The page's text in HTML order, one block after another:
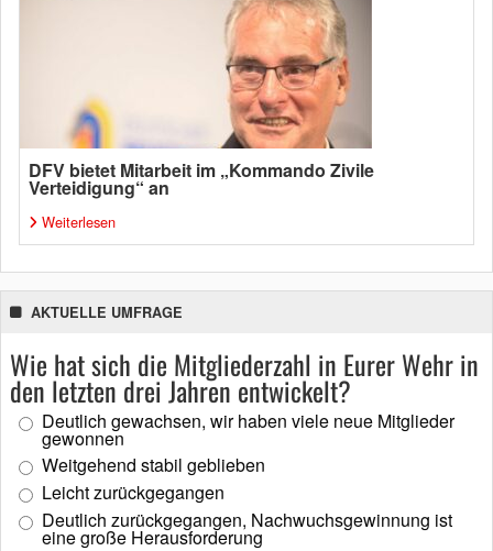
DFV bietet Mitarbeit im „Kommando Zivile
Verteidigung“ an
Weiterlesen
AKTUELLE UMFRAGE
Wie hat sich die Mitgliederzahl in Eurer Wehr in
den letzten drei Jahren entwickelt?
Deutlich gewachsen, wir haben viele neue Mitglieder
gewonnen
Weitgehend stabil geblieben
Leicht zurückgegangen
Deutlich zurückgegangen, Nachwuchsgewinnung ist
eine große Herausforderung